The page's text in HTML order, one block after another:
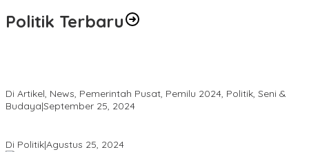
Politik Terbaru
Di Artikel, News, Pemerintah Pusat, Pemilu 2024, Politik, Seni &
Budaya|September 25, 2024
Di Politik|Agustus 25, 2024